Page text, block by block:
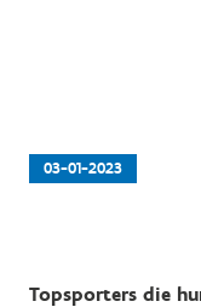
03-01-2023
Topsporters die